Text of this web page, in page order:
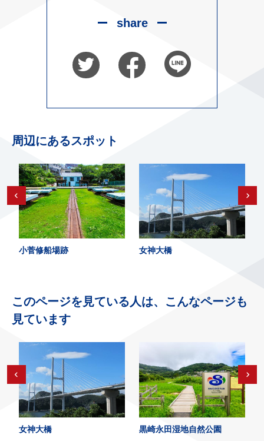
share
周辺にあるスポット
小菅修船場跡 女神大橋
このページを見ている人は、こんなページも
見ています
女神大橋 黒崎永田湿地自然公園